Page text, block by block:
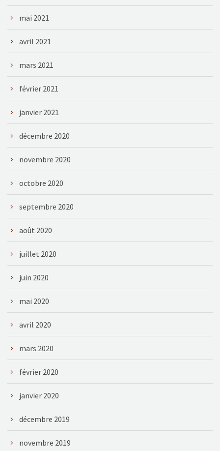
mai 2021
avril 2021
mars 2021
février 2021
janvier 2021
décembre 2020
novembre 2020
octobre 2020
septembre 2020
août 2020
juillet 2020
juin 2020
mai 2020
avril 2020
mars 2020
février 2020
janvier 2020
décembre 2019
novembre 2019